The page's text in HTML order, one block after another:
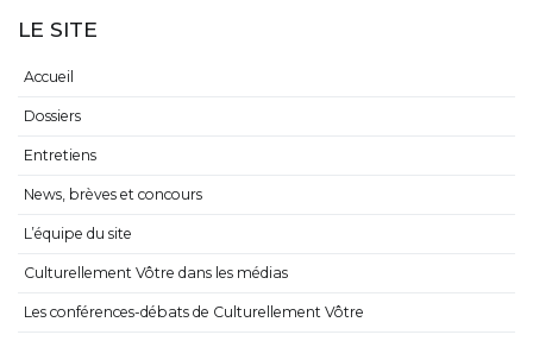
LE SITE
Accueil
Dossiers
Entretiens
News, brèves et concours
L’équipe du site
Culturellement Vôtre dans les médias
Les conférences-débats de Culturellement Vôtre